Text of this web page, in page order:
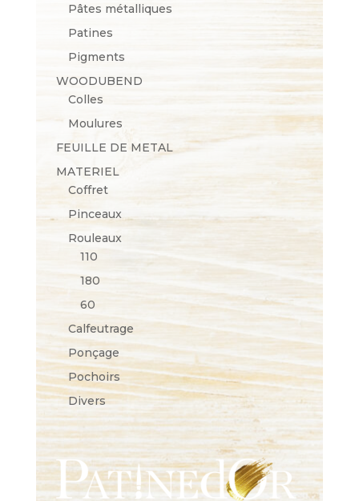
Pâtes métalliques
Patines
Pigments
WOODUBEND
Colles
Moulures
FEUILLE DE METAL
MATERIEL
Coffret
Pinceaux
Rouleaux
110
180
60
Calfeutrage
Ponçage
Pochoirs
Divers